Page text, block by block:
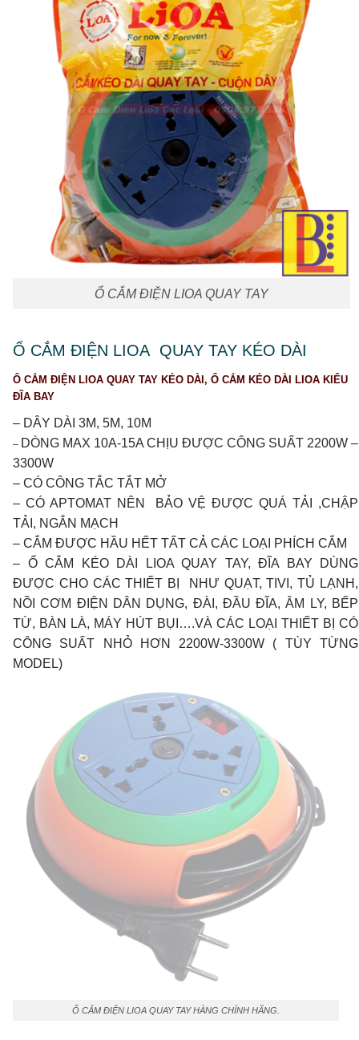
Ổ CẮM ĐIỆN LIOA QUAY TAY
Ổ CẮM ĐIỆN LIOA QUAY TAY KÉO DÀI
Ổ CẮM ĐIỆN LIOA QUAY TAY KÉO DÀI , Ổ CẮM KÉO DÀI LIOA KIỂU
ĐĨA BAY
– DÂY DÀI 3M, 5M, 10M
– DÒNG MAX 10A-15A CHỊU ĐƯỢC CÔNG SUẤT 2200W –
3300W
– CÓ CÔNG TẮC TẮT MỞ
– CÓ APTOMAT NÊN BẢO VỆ ĐƯỢC QUÁ TẢI ,CHẬP
TẢI, NGẮN MẠCH
– CẮM ĐƯỢC HẦU HẾT TẤT CẢ CÁC LOẠI PHÍCH CẮM
– Ổ CẮM KÉO DÀI LIOA QUAY TAY, ĐĨA BAY DÙNG
ĐƯỢC CHO CÁC THIẾT BỊ NHƯ QUẠT, TIVI, TỦ LẠNH,
NỒI CƠM ĐIỆN DÂN DỤNG, ĐÀI, ĐẦU ĐĨA, ÂM LY, BẾP
TỪ, BÀN LÀ, MÁY HÚT BỤI….VÀ CÁC LOẠI THIẾT BỊ CÓ
CÔNG SUẤT NHỎ HƠN 2200W-3300W ( TÙY TỪNG
MODEL)
Ổ CẮM ĐIỆN LIOA QUAY TAY HÀNG CHÍNH HÃNG.